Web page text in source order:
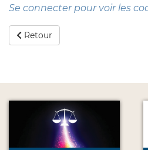
Se connecter pour voir les
Retour